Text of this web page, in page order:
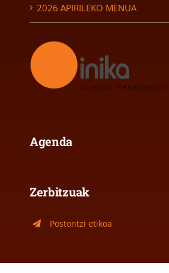
2026 APIRILEKO MENUA
Agenda
Zerbitzuak
Postontzi etikoa